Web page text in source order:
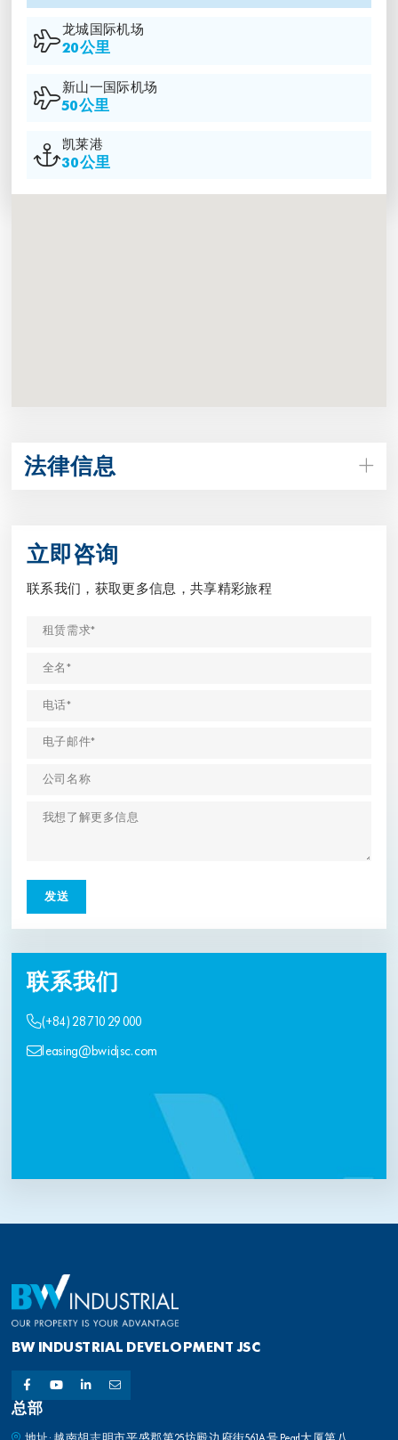
龙城国际机场
20公里
新山一国际机场
50公里
凯莱港
30公里
法律信息
立即咨询
联系我们，获取更多信息，共享精彩旅程
联系我们
(+84) 28 710 29 000
leasing@bwidjsc.com
BW INDUSTRIAL DEVELOPMENT JSC
总部